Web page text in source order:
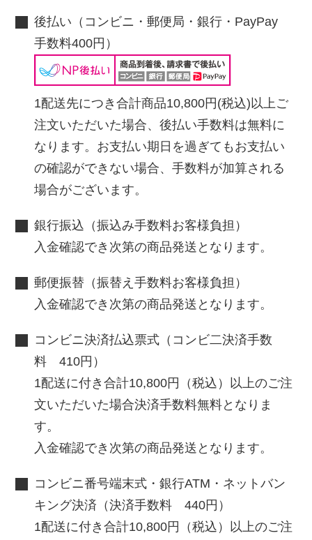
後払い（コンビニ・郵便局・銀行・PayPay
手数料400円）
1配送先につき合計商品10,800円(税込)以上ご
注文いただいた場合、後払い手数料は無料に
なります。お支払い期日を過ぎてもお支払い
の確認ができない場合、手数料が加算される
場合がございます。
銀行振込（振込み手数料お客様負担）
入金確認でき次第の商品発送となります。
郵便振替（振替え手数料お客様負担）
入金確認でき次第の商品発送となります。
コンビニ決済払込票式（コンビ二決済手数
料 410円）
1配送に付き合計10,800円（税込）以上のご注
文いただいた場合決済手数料無料となりま
す。
入金確認でき次第の商品発送となります。
コンビニ番号端末式・銀行ATM・ネットバン
キング決済（決済手数料 440円）
1配送に付き合計10,800円（税込）以上のご注